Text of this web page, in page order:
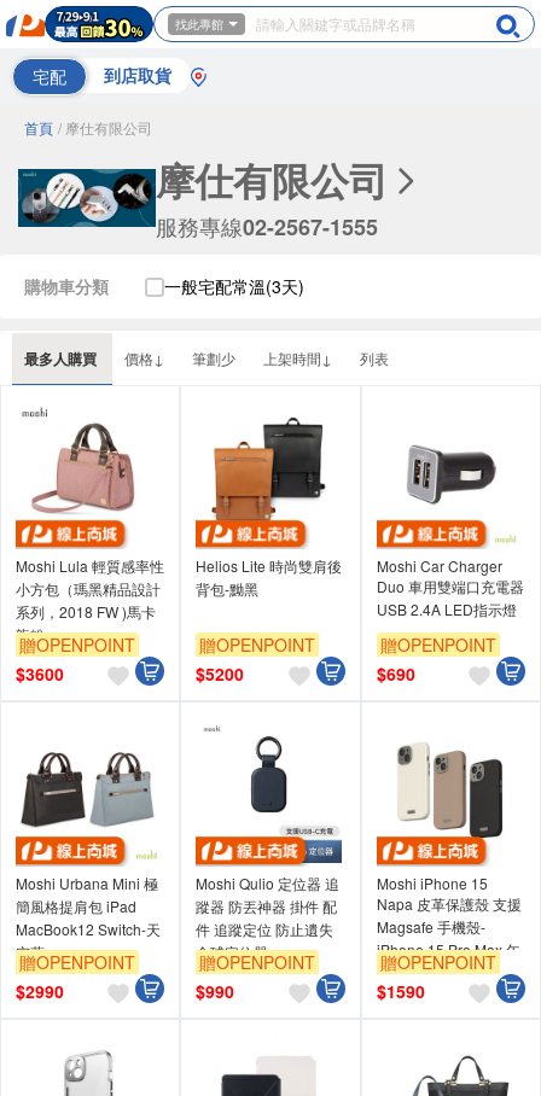
找此專館
宅配 到店取貨
首頁 / 摩仕有限公司
摩仕有限公司
服務專線02-2567-1555
最多人購買 價格↓ 筆劃少 上架時間↓ 列表
購物車分類 一般宅配常溫(3天)
Moshi Lula 輕質感率性
小方包（瑪黑精品設計
系列，2018 FW )馬卡
龍粉
贈OPENPOINT
$3600
Helios Lite 時尚雙肩後
背包-黝黑
贈OPENPOINT
$5200
Moshi Car Charger
Duo 車用雙端口充電器
USB 2.4A LED指示燈
贈OPENPOINT
$690
Moshi Urbana Mini 極
簡風格提肩包 iPad
MacBook12 Switch-天
空藍
贈OPENPOINT
$2990
Moshi Qulio 定位器 追
蹤器 防丟神器 掛件 配
件 追蹤定位 防止遺失
全球定位器
贈OPENPOINT
$990
Moshi iPhone 15
Napa 皮革保護殼 支援
Magsafe 手機殼-
iPhone 15 Pro Max,午
夜黑 (現貨)
贈OPENPOINT
$1590